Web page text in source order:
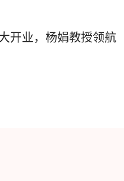
开业，杨娟教授领航